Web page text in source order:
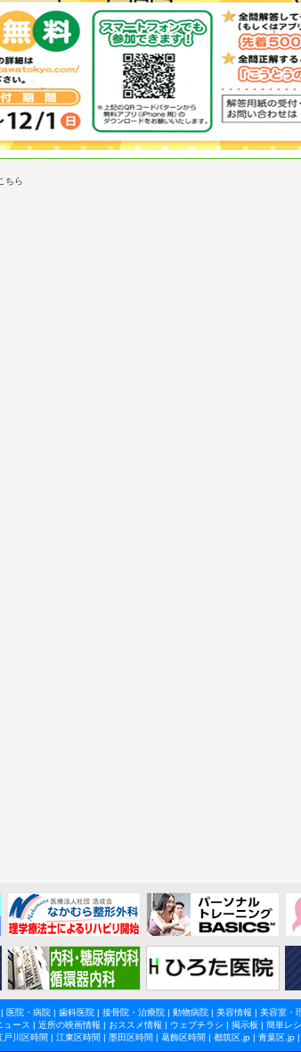
ちら
| 医院・病院| 歯科医院| 接骨院・治療院| 動物病院| 美容情報 | 美容室・
ュース | 近所の映画情報 | おススメ情報 | ウェブチラシ | 掲示板 | 簡単レ
戸川区時間 | 江東区時間 | 墨田区時間 | 葛飾区時間 | 都筑区.jp | 青葉区.jp |